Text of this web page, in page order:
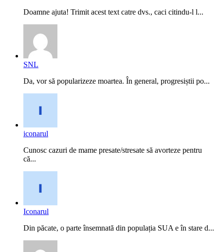
Doamne ajuta! Trimit acest text catre dvs., caci citindu-l l...
SNL
Da, vor să popularizeze moartea. În general, progresiștii po...
iconarul
Cunosc cazuri de mame presate/stresate să avorteze pentru
că...
Iconarul
Din păcate, o parte însemnată din populația SUA e în stare d...